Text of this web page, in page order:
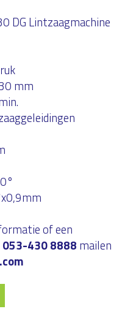
DG Lintzaagmachine
mm
of een
053-430 8888 mailen